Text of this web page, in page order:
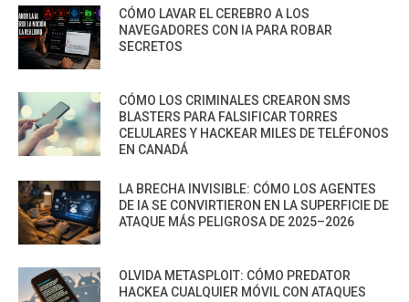
CÓMO LAVAR EL CEREBRO A LOS
NAVEGADORES CON IA PARA ROBAR
SECRETOS
CÓMO LOS CRIMINALES CREARON SMS
BLASTERS PARA FALSIFICAR TORRES
CELULARES Y HACKEAR MILES DE TELÉFONOS
EN CANADÁ
LA BRECHA INVISIBLE: CÓMO LOS AGENTES
DE IA SE CONVIRTIERON EN LA SUPERFICIE DE
ATAQUE MÁS PELIGROSA DE 2025–2026
OLVIDA METASPLOIT: CÓMO PREDATOR
HACKEA CUALQUIER MÓVIL CON ATAQUES